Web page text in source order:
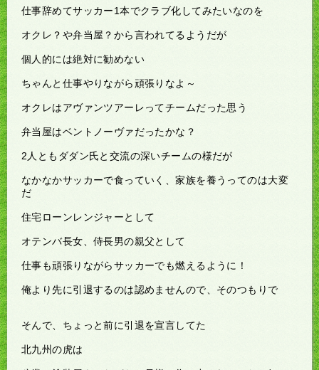
仕事辞めてサッカー1本でクラブ化してみたいなのを
オクレ？や弁当屋？から言われてるようだが
個人的には絶対に勧めない
ちゃんと仕事やりながら頑張りなよ～
オクレはアヴァンツアーレってチームだった思う
弁当屋はベントノーヴァだったかな？
2人ともダダン氏と交流の深いチームの様だが
なかなかサッカーで食っていく、家族を養うってのは大変
だ
住宅ローンレンジャーとして
オテンバ長女、侍長男の親父として
仕事も頑張りながらサッカーでも燃えるように！
俺より先に引退するのは認めませんので、そのつもりで
そんで、ちょっと前に引退を宣言してた
北九州の虎は